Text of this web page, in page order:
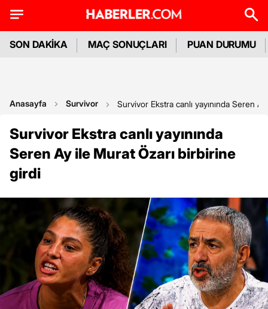
SON DAKİKA MAÇ SONUÇLARI PUAN DURUMU
Anasayfa Survivor Survivor Ekstra canlı yayınında Seren
Survivor Ekstra canlı yayınında
Seren Ay ile Murat Özarı birbirine
girdi